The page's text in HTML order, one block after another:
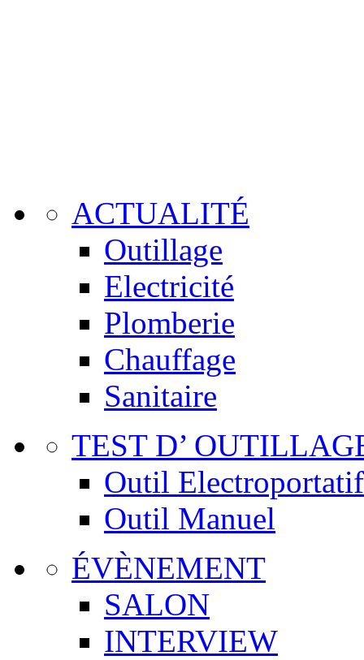
ACTUALITÉ
Outillage
Electricité
Plomberie
Chauffage
Sanitaire
TEST D’
Outil Electroportatif
Outil Manuel
ÉVÈNEMENT
SALON
INTERVIEW